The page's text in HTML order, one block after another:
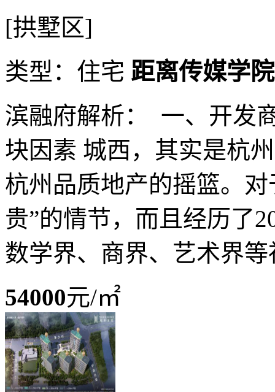
[拱墅区]
类型：住宅 距离传媒学
滨融府解析： 一、开发
块因素 城西，其实是杭
杭州品质地产的摇篮。
贵”的情节，而且经历了
数学界、商界、艺术界等
54000元/㎡